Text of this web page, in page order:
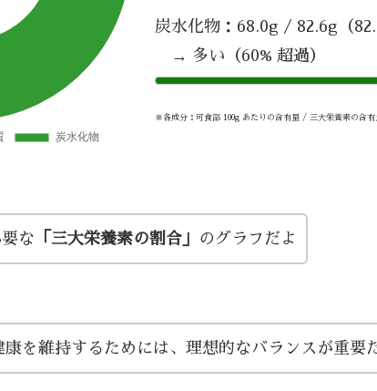
炭水化物：68.0g / 82.6g（
→ 多い（60% 超過）
※各成分：可食部 100g あたりの含有量 / 三大栄養素の含有
な 「三大栄養素の割合」 のグラフだよ
康を維持するためには、理想的なバランスが重要